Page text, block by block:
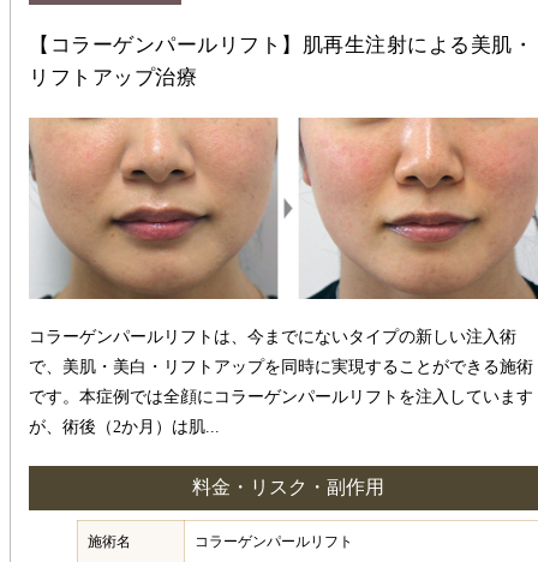
【コラーゲンパールリフト】肌再生注射による美肌・
リフトアップ治療
コラーゲンパールリフトは、今までにないタイプの新しい注入術
で、美肌・美白・リフトアップを同時に実現することができる施術
です。本症例では全顔にコラーゲンパールリフトを注入しています
が、術後（2か月）は肌...
料金・リスク・副作用
施術名 コラーゲンパールリフト